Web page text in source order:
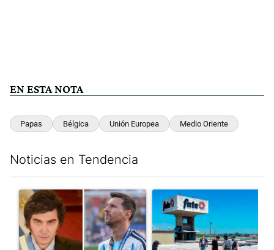
EN ESTA NOTA
Papas Bélgica Unión Europea Medio Oriente
Noticias en Tendencia
Un artículo de tendencia con el título "Milei despidió a Jorge
Un artículo de tendencia